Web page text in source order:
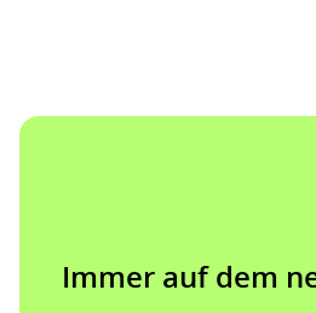
Immer auf dem